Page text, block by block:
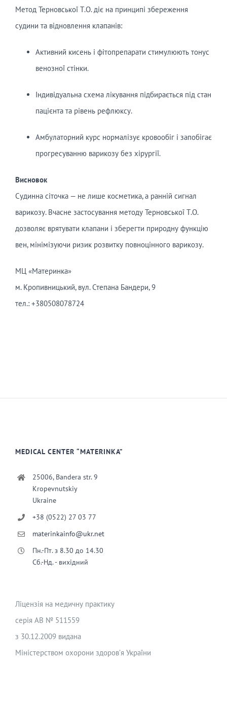
Метод Терновської Т.О. діє на принципі збереження
судини та відновлення клапанів:
Активний кисень і фітопрепарати стимулюють тонус
венозної стінки.
Індивідуальна схема лікування підбирається під стан
пацієнта та рівень рефлюксу.
Амбулаторний курс нормалізує кровообіг і запобігає
прогресуванню варикозу без хірургії.
Висновок
Судинна сіточка — не лише косметика, а ранній сигнал
варикозу. Вчасне застосування методу Терновської Т.О.
дозволяє врятувати клапани і зберегти природну функцію
вен, мінімізуючи ризик розвитку повноцінного варикозу.
МЦ «Материнка»
м. Кропивницький, вул. Степана Бандери, 9
тел.: +380508078724
MEDICAL CENTER “MATERINKA”
25006, Bandera str. 9
Kropevnutskiy
Ukraine
+38 (0522) 27 03 77
materinkainfo@ukr.net
Пн.-Пт. з 8.30 до 14.30
Сб.-Нд. - вихідний
Ліцензія на медичну практику
серія АВ № 511559
з 30.12.2009 видана
Міністерством охорони здоров’я України